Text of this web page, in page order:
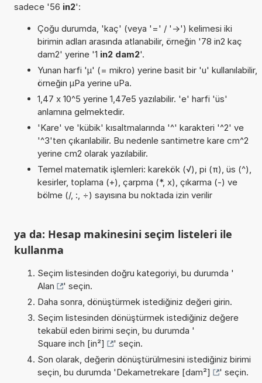
sadece '56 in2':
Çoğu durumda, 'kaç' (veya '=' / '->') kelimesi iki
birimin adları arasında atlanabilir, örneğin '78 in2 kaç
dam2' yerine '1 in2 dam2'.
Yunan harfi 'µ' (= mikro) yerine basit bir 'u' kullanılabilir,
örneğin µPa yerine uPa.
1,47 x 10^5 yerine 1,47e5 yazılabilir. 'e' harfi 'üs'
anlamına gelmektedir.
'Kare' ve 'kübik' kısaltmalarında '^' karakteri '^2' ve
'^3'ten çıkarılabilir. Bu nedenle santimetre kare cm^2
yerine cm2 olarak yazılabilir.
Temel matematik işlemleri: karekök (√), pi (π), üs (^),
kesirler, toplama (+), çarpma (*, x), çıkarma (-) ve
bölme (/, :, ÷) sayısına bu noktada izin verilir
ya da: Hesap makinesini seçim listeleri ile
kullanma
Seçim listesinden doğru kategoriyi, bu durumda '
Alan
' seçin.
Daha sonra, dönüştürmek istediğiniz değeri girin.
Seçim listesinden dönüştürmek istediğiniz değere
tekabül eden birimi seçin, bu durumda '
Square inch [in²]
' seçin.
Son olarak, değerin dönüştürülmesini istediğiniz birimi
seçin, bu durumda 'Dekametrekare [dam²] ' seçin.